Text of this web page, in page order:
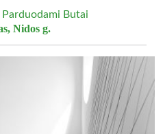
Parduodami Butai
Nidos g.